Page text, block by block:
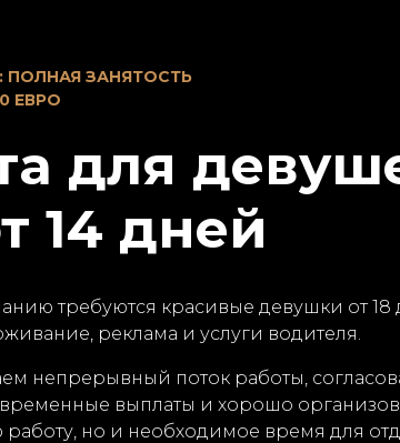
ПОЛНАЯ ЗАНЯТОСТЬ
ЕВРО
для
14 дней
требуются красивые девушки от
реклама и услуги водителя.
непрерывный поток работы,
выплаты и хорошо
работу, но и необходимое время для